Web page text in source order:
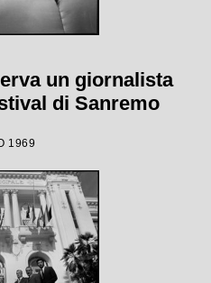
un giornalista
di Sanremo
1969